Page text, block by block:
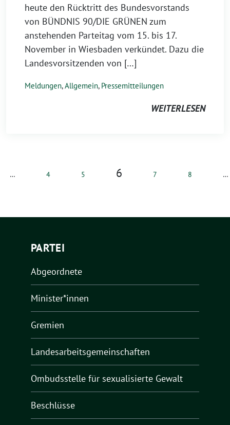
heute den Rücktritt des Bundesvorstands
von BÜNDNIS 90/DIE GRÜNEN zum
anstehenden Parteitag vom 15. bis 17.
November in Wiesbaden verkündet. Dazu die
Landesvorsitzenden von […]
Meldungen,Allgemein, Pressemitteilungen
WEITERLESEN
… 4 5 6 7 8 …
PARTEI
Abgeordnete
Minister*innen
Gremien
Landesarbeitsgemeinschaften
Ombudsstelle für sexualisierte Gewalt
Beschlüsse